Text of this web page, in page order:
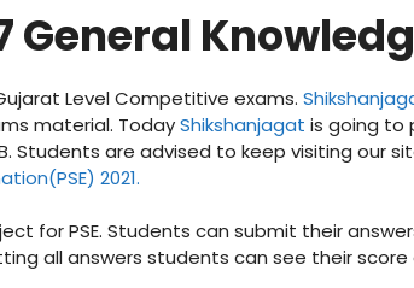
General
Level Competitive exams.
material. TodayShikshanjagat is going to
Students are advised to keep visiting our
2021.
for PSE. Students can submit their
all answers students can see their score